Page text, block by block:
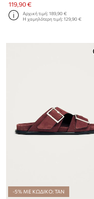
119,90 €
Αρχική τιμή:189,90 €
Η χαμηλότερη τιμή:129,90 €
-5% ΜΕ ΚΩΔΙΚΟ: TAN